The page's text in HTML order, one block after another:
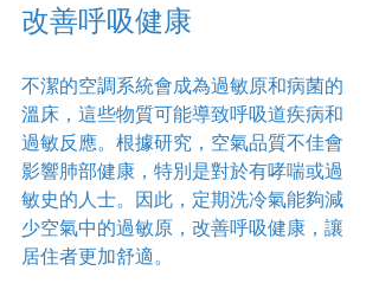
改善呼吸健康
不潔的空調系統會成為過敏原和病菌的
溫床，這些物質可能導致呼吸道疾病和
過敏反應。根據研究，空氣品質不佳會
影響肺部健康，特別是對於有哮喘或過
敏史的人士。因此，定期洗冷氣能夠減
少空氣中的過敏原，改善呼吸健康，讓
居住者更加舒適。